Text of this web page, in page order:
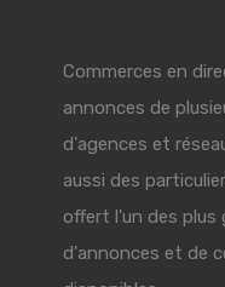
Commerces en
annonces de
d'agences et
aussi des
offert l'un des plus
d'annonces et de